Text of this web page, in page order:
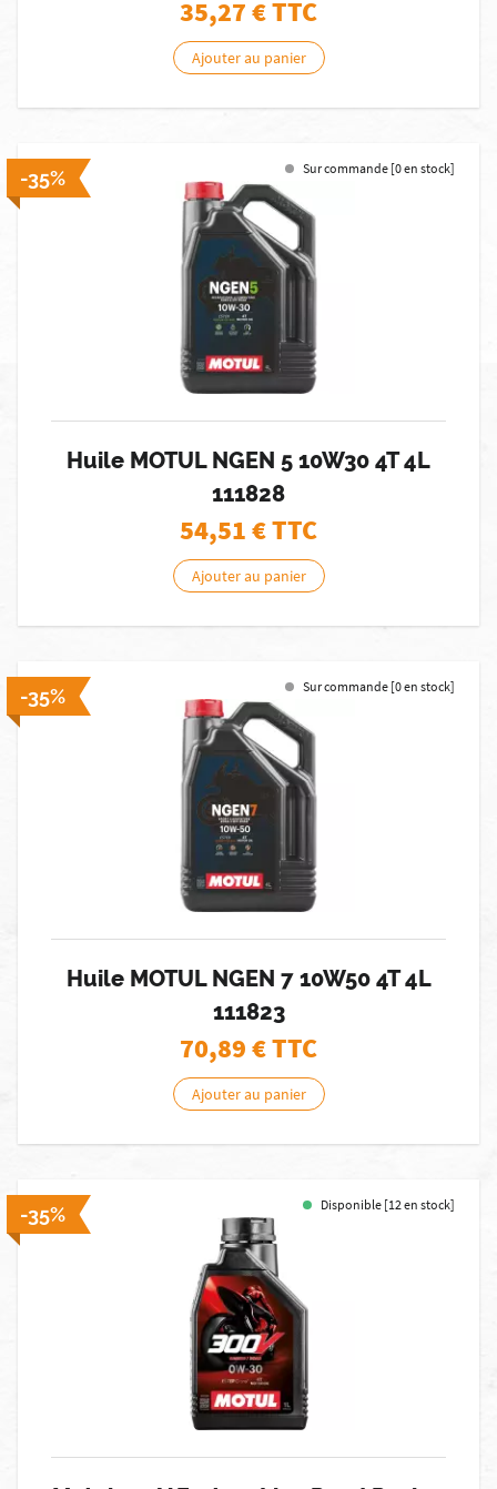
35,27€ TTC
Ajouter au panier
-35% Sur commande [0 en stock]
Huile MOTUL NGEN 5 10W30 4T 4L
111828
54,51€ TTC
Ajouter au panier
-35% Sur commande [0 en stock]
Huile MOTUL NGEN 7 10W50 4T 4L
111823
70,89€ TTC
Ajouter au panier
-35% Disponible [12 en stock]